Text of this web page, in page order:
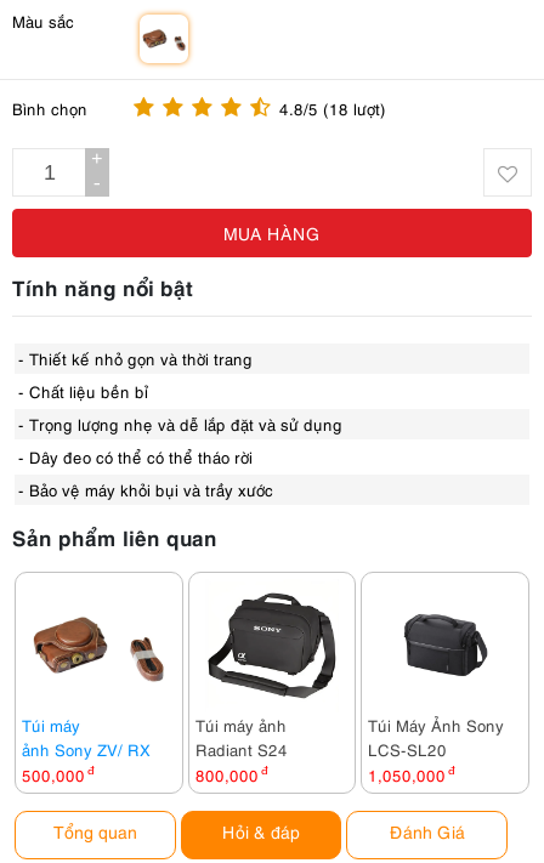
Màu sắc
Bình chọn 4.8/5 (18 lượt)
+
-
MUA HÀNG
Tính năng nổi bật
- Thiết kế nhỏ gọn và thời trang
- Chất liệu bền bỉ
- Trọng lượng nhẹ và dễ lắp đặt và sử dụng
- Dây đeo có thể có thể tháo rời
- Bảo vệ máy khỏi bụi và trầy xước
Sản phẩm liên quan
Túi máy
ảnh Sony ZV/ RX
500,000 đ
Túi máy ảnh
Radiant S24
800,000 đ
Túi Máy Ảnh Sony
LCS-SL20
1,050,000 đ
Tổng quan Hỏi & đáp Đánh Giá